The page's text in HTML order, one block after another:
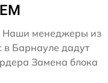
Наши менеджеры из
в Барнауле дадут
Замена блока